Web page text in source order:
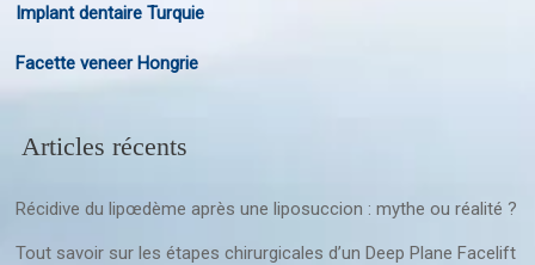
Implant dentaire Turquie
Facette veneer Hongrie
Articles récents
Récidive du lipœdème après une liposuccion : mythe ou réalité ?
Tout savoir sur les étapes chirurgicales d’un Deep Plane Facelift